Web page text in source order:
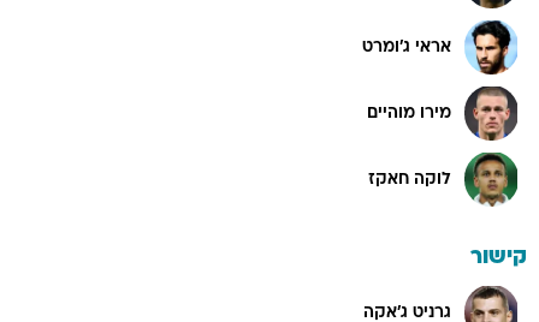
אראי ג'ומרט
מירו מוהיים
לוקה חאקז
קישור
גרניט ג'אקה